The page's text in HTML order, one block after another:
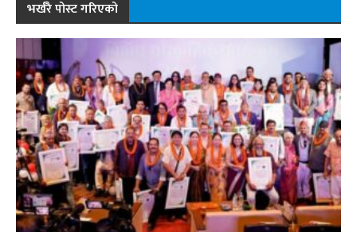
भर्खरै पोस्ट गरिएको